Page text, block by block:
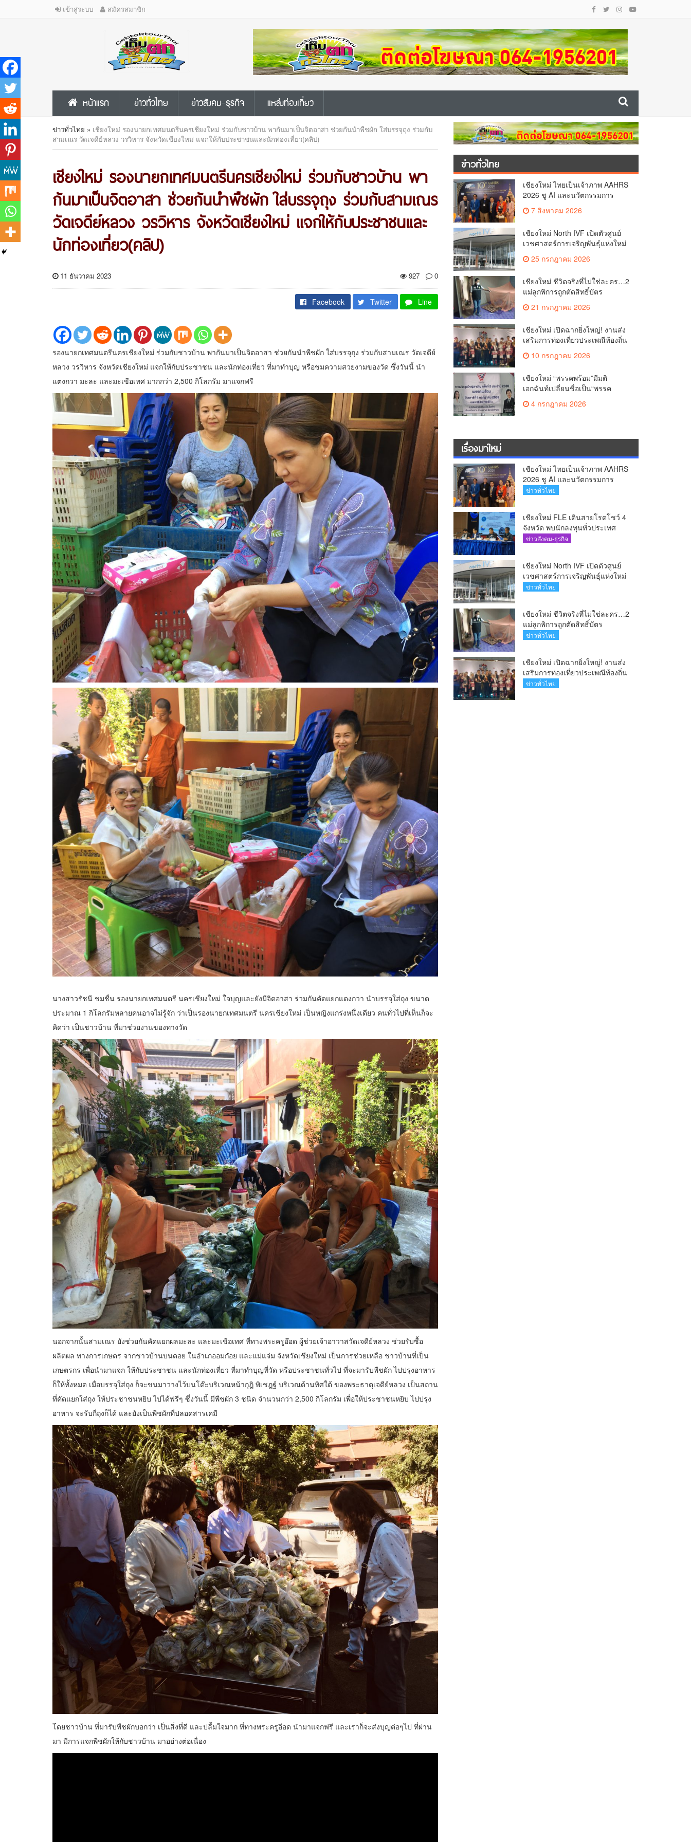
เข้าสู่ระบบ สมัครสมาชิก
หน้าแรก ข่าวทั่วไทย ข่าวสังคม-ธุรกิจ แหล่งท่องเที่ยว
ข่าวทั่วไทย » เชียงใหม่ รองนายกเทศมนตรีนครเชียงใหม่ ร่วมกับชาวบ้าน พากันมาเป็นจิตอาสา ช่วยกันนำพืชผัก ใส่บรรจุถุง ร่วมกับ
สามเณร วัดเจดีย์หลวง วรวิหาร จังหวัดเชียงใหม่ แจกให้กับประชาชนและนักท่องเที่ยว(คลิป)
เชียงใหม่ รองนายกเทศมนตรีนครเชียงใหม่ ร่วมกับชาวบ้าน พา
กันมาเป็นจิตอาสา ช่วยกันนำพืชผัก ใส่บรรจุถุง ร่วมกับสามเณร
วัดเจดีย์หลวง วรวิหาร จังหวัดเชียงใหม่ แจกให้กับประชาชนและ
นักท่องเที่ยว(คลิป)
11 ธันวาคม 2023 927 0
Facebook Twitter Line
รองนายกเทศมนตรีนครเชียงใหม่ ร่วมกับชาวบ้าน พากันมาเป็นจิตอาสา ช่วยกันนำพืชผัก ใส่บรรจุถุง ร่วมกับสามเณร วัดเจดีย์
หลวง วรวิหาร จังหวัดเชียงใหม่ แจกให้กับประชาชน และนักท่องเที่ยว ที่มาทำบุญ หรือชมความสวยงามของวัด ซึ่งวันนี้ นำ
แตงกวา มะละ และมะเขือเทศ มากกว่า 2,500 กิโลกรัม มาแจกฟรี
นางสาวรัชนี ชมชื่น รองนายกเทศมนตรี นครเชียงใหม่ ใจบุญและยังมีจิตอาสา ร่วมกันคัดแยกแตงกวา นำบรรจุใส่ถุง ขนาด
ประมาณ 1 กิโลกรัมหลายคนอาจไม่รู้จัก ว่าเป็นรองนายกเทศมนตรี นครเชียงใหม่ เป็นหญิงแกร่งหนึ่งเดียว คนทั่วไปที่เห็นก็จะ
คิดว่า เป็นชาวบ้าน ที่มาช่วยงานของทางวัด
นอกจากนั้นสามเณร ยังช่วยกันคัดแยกผลมะละ และมะเขือเทศ ที่ทางพระครูอ๊อด ผู้ช่วยเจ้าอาวาสวัดเจดีย์หลวง ช่วยรับซื้อ
ผลิตผล ทางการเกษตร จากชาวบ้านบนดอย ในอำเภออมก๋อย และแม่แจ่ม จังหวัดเชียงใหม่ เป็นการช่วยเหลือ ชาวบ้านที่เป็น
เกษตรกร เพื่อนำมาแจก ให้กับประชาชน และนักท่องเที่ยว ที่มาทำบุญที่วัด หรือประชาชนทั่วไป ที่จะมารับพืชผัก ไปปรุงอาหาร
ก็ให้ทั้งหมด เมื่อบรรจุใส่ถุง ก็จะขนมาวางไว้บนโต๊ะบริเวณหน้ากุฎิ พิเชฎฐ์ บริเวณด้านทิศใต้ ของพระธาตุเจดีย์หลวง เป็นสถาน
ที่คัดแยกใส่ถุง ให้ประชาชนหยิบ ไปได้ฟรีๆ ซึ่งวันนี้ มีพืชผัก 3 ชนิด จำนวนกว่า 2,500 กิโลกรัม เพื่อให้ประชาชนหยิบ ไปปรุง
อาหาร จะรับกี่ถุงก็ได้ และยังเป็นพืชผักที่ปลอดสารเคมี
โดยชาวบ้าน ที่มารับพืชผักบอกว่า เป็นสิ่งที่ดี และปลื้มใจมาก ที่ทางพระครูอีอด นำมาแจกฟรี และเราก็จะส่งบุญต่อๆไป ที่ผ่าน
มา มีการแจกพืชผักให้กับชาวบ้าน มาอย่างต่อเนื่อง
ข่าวทั่วไทย
เชียงใหม่ ไทยเป็นเจ้าภาพ AAHRS
2026 ชู AI และนวัตกรรมการ
แพทย์ ผลักดัน Medical Hub และ
ศูนย์กลางปลูกผมแห่งเอเชีย(คลิป)
7 สิงหาคม 2026
เชียงใหม่ North IVF เปิดตัวศูนย์
เวชศาสตร์การเจริญพันธุ์แห่งใหม่
ยกระดับเชียงใหม่สู่ ศูนย์กลางการ
รักษาผู้มีบุตรยากของภูมิภาค(คลิป)
25 กรกฎาคม 2026
เชียงใหม่ ชีวิตจริงที่ไม่ใช่ละคร…2
แม่ลูกพิการถูกตัดสิทธิ์บัตร
สวัสดิการฯ วอนรัฐทบทวนเกณฑ์
ช่วยคนจน(คลิป)
21 กรกฎาคม 2026
เชียงใหม่ เปิดฉากยิ่งใหญ่! งานส่ง
เสริมการท่องเที่ยวประเพณีท้องถิ่น
วิถีชาติพันธุ์ล้านนา(คลิป)
10 กรกฎาคม 2026
เชียงใหม่ “พรรคพร้อม”มีมติ
เอกฉันท์เปลี่ยนชื่อเป็น“พรรค
ศรัทธา”ดึง“มาร์ค พิตบูล”นำทัพ
กรรมการบริหารชุดใหม่(คลิป)
4 กรกฎาคม 2026
เรื่องมาใหม่
เชียงใหม่ ไทยเป็นเจ้าภาพ AAHRS
2026 ชู AI และนวัตกรรมการ
แพทย์ ผลักดัน Medical Hub และ
ข่าวทั่วไทย
เชียงใหม่ FLE เดินสายโรดโชว์ 4
จังหวัด พบนักลงทุนทั่วประเทศ
ตอกย้ำศักยภาพผู้นำธุรกิจระบบน้ำ
ข่าวสังคม-ธุรกิจ
เชียงใหม่ North IVF เปิดตัวศูนย์
เวชศาสตร์การเจริญพันธุ์แห่งใหม่
ยกระดับเชียงใหม่สู่ ศูนย์กลางการ
ข่าวทั่วไทย
เชียงใหม่ ชีวิตจริงที่ไม่ใช่ละคร…2
แม่ลูกพิการถูกตัดสิทธิ์บัตร
สวัสดิการฯ วอนรัฐทบทวนเกณฑ์
ข่าวทั่วไทย
เชียงใหม่ เปิดฉากยิ่งใหญ่! งานส่ง
เสริมการท่องเที่ยวประเพณีท้องถิ่น
วิถีชาติพันธุ์ล้านนา(คลิป)
ข่าวทั่วไทย